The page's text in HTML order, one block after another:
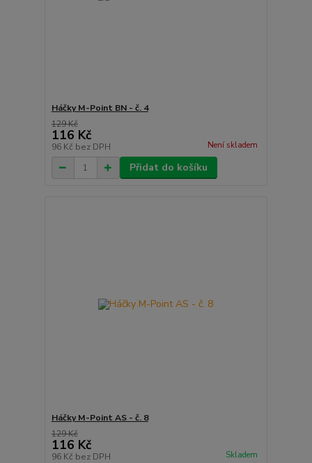
Háčky M-Point BN - č. 4
129 Kč
116 Kč
96 Kč bez DPH Není skladem
Přidat do košíku
Háčky M-Point AS - č. 8
129 Kč
116 Kč
96 Kč bez DPH Skladem